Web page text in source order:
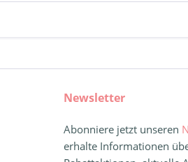
Newsletter
Abonniere jetzt unseren
erhalte Informationen